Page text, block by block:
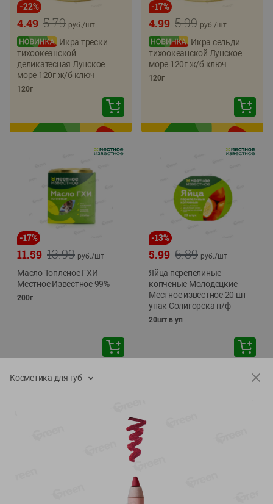
-22%
5.79
4.49 руб./шт
Икра трески
тихоокеанской
деликатесная Лунское
море 120г ж/б ключ
120г
-17%
5.99
4.99 руб./шт
Икра сельди
тихоокеанской Лунское
море 120г ж/б ключ
120г
-17%
13.99
11.59 руб./шт
Масло Топленое ГХИ
Местное Известное 99%
200г
-13%
6.89
5.99 руб./шт
Яйца перепелиные
копченые Молодецкие
Местное известное 20 шт
упак Солигорска п/ф
20шт в уп
Показано 1-14 из 79
Косметика для губ